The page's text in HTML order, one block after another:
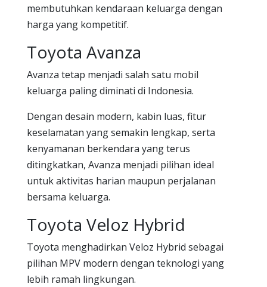
membutuhkan kendaraan keluarga dengan
harga yang kompetitif.
Toyota Avanza
Avanza tetap menjadi salah satu mobil
keluarga paling diminati di Indonesia.
Dengan desain modern, kabin luas, fitur
keselamatan yang semakin lengkap, serta
kenyamanan berkendara yang terus
ditingkatkan, Avanza menjadi pilihan ideal
untuk aktivitas harian maupun perjalanan
bersama keluarga.
Toyota Veloz Hybrid
Toyota menghadirkan Veloz Hybrid sebagai
pilihan MPV modern dengan teknologi yang
lebih ramah lingkungan.